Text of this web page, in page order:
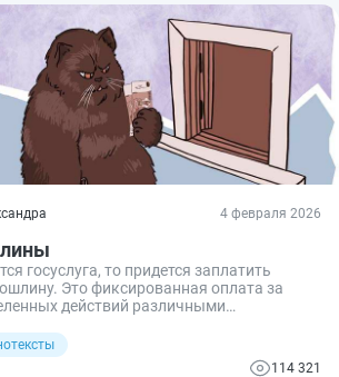
4 февраля 2026
госуслуга, то придется заплатить
Это фиксированная оплата за
действий различными
в отличие от обычных граждан,
отразить эту выплату в бухучете.
114 321